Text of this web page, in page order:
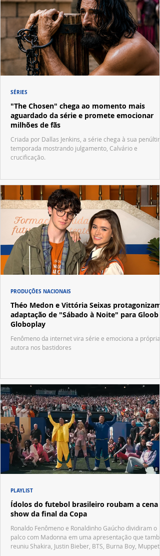
"The Chosen" chega ao momento mais
aguardado da série e promete emocionar
milhões de fãs
Criada por Dallas Jenkins, a série chega à sua
temporada mostrando julgamento, Calvário e
crucificação.
SÉRIES
Théo Medon e Vittória Seixas protagonizam
adaptação de "Sábado à Noite" para Gloob e
Globoplay
Fenômeno da internet vira série e emociona a própria
autora nos bastidores
PRODUÇÕES NACIONAIS
Ídolos do futebol brasileiro roubam a cena
show da final da Copa
Ronaldo Fenômeno e Ronaldinho Gaúcho dividiram o
palco com Madonna em uma apresentação que
reuniu Shakira, Justin Bieber, BTS, Burna Boy, Muppets,
PLAYLIST